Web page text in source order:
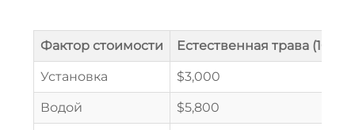
Фактор стоимости Естественная трава (10
Установка $3,000
Водой $5,800